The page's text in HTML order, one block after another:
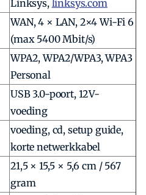
Linksys, linksys.com
WAN, 4 × LAN, 2×4 Wi-Fi 6
(max 5400 Mbit/s)
WPA2, WPA2/WPA3, WPA3
Personal
USB 3.0-poort, 12V-
voeding
voeding, cd, setup guide,
korte netwerkkabel
21,5 × 15,5 × 5,6 cm / 567
gram